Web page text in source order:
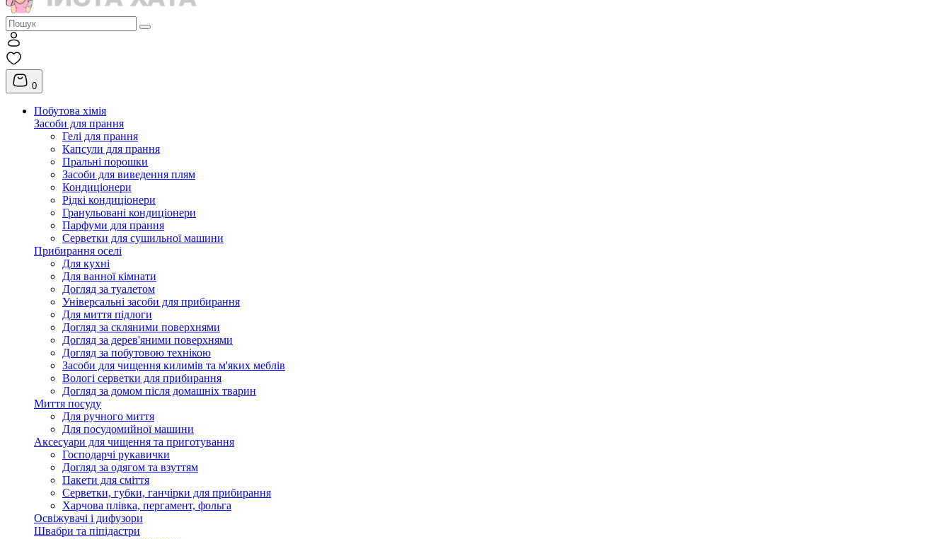
0
Побутова хімія
Засоби для прання
Гелі для прання
Капсули для прання
Пральні порошки
Засоби для виведення плям
Кондиціонери
Рідкі кондиціонери
Гранульовані кондиціонери
Парфуми для прання
Серветки для сушильної машини
Прибирання оселі
Для кухні
Для ванної кімнати
Догляд за туалетом
Універсальні засоби для прибирання
Для миття підлоги
Догляд за скляними поверхнями
Догляд за дерев'яними поверхнями
Догляд за побутовою технікою
Засоби для чищення килимів та м'яких меблів
Вологі серветки для прибирання
Догляд за домом після домашніх тварин
Миття посуду
Для ручного миття
Для посудомийної машини
Аксесуари для чищення та приготування
Господарчі рукавички
Догляд за одягом та взуттям
Пакети для сміття
Серветки, губки, ганчірки для прибирання
Харчова плівка, пергамент, фольга
Освіжувачі і дифузори
Швабри та піпідастри